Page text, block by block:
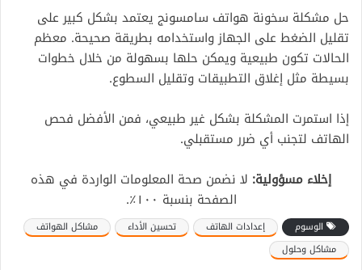
حل مشكلة سخونة هواتف سامسونج يعتمد بشكل كبير على
تقليل الضغط على الجهاز واستخدامه بطريقة صحيحة. معظم
الحالات تكون طبيعية ويمكن حلها بسهولة من خلال خطوات
بسيطة مثل إغلاق التطبيقات وتقليل السطوع.
إذا استمرت المشكلة بشكل غير طبيعي، فمن الأفضل فحص
الهاتف لتجنب أي ضرر مستقبلي.
إخلاء مسؤولية: لا نضمن صحة المعلومات الواردة في هذه
الصفحة بنسبة ١٠٠٪.
الوسوم إعدادات الهاتف تحسين الأداء
مشاكل الهواتف
مشاكل وحلول